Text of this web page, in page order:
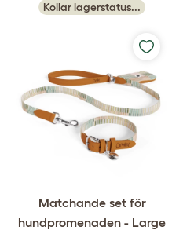
Kollar lagerstatus...
Matchande set för
hundpromenaden - Large